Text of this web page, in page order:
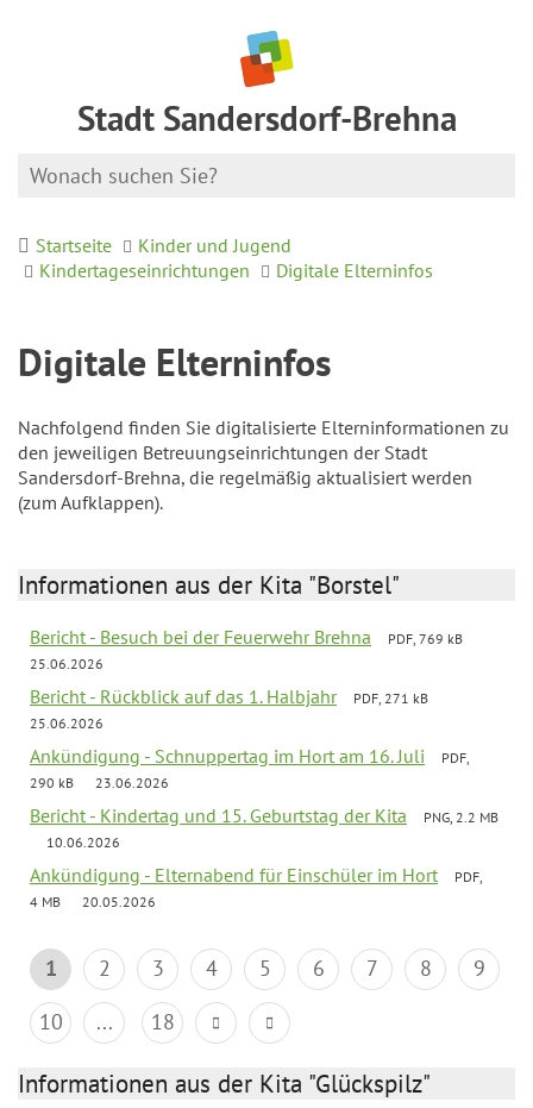
Stadt Sandersdorf-Brehna
Startseite
Kinder und Jugend
Kindertageseinrichtungen
Digitale Elterninfos
Digitale Elterninfos
Nachfolgend finden Sie digitalisierte Elterninformationen zu
den jeweiligen Betreuungseinrichtungen der Stadt
Sandersdorf-Brehna, die regelmäßig aktualisiert werden
(zum Aufklappen).
Informationen aus der Kita "Borstel"
Bericht - Besuch bei der Feuerwehr Brehna
PDF, 769 kB
25.06.2026
Bericht - Rückblick auf das 1. Halbjahr
PDF, 271 kB
25.06.2026
Ankündigung - Schnuppertag im Hort am 16. Juli
PDF,
290 kB
23.06.2026
Bericht - Kindertag und 15. Geburtstag der Kita
PNG, 2.2 MB
10.06.2026
Ankündigung - Elternabend für Einschüler im Hort
PDF,
4 MB
20.05.2026
1 2 3 4 5 6 7 8
9
10
... 18
Informationen aus der Kita "Glückspilz"